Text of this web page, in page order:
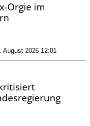
Orgie im
2026 12:01